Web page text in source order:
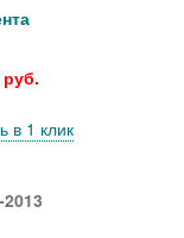
в 1 клик